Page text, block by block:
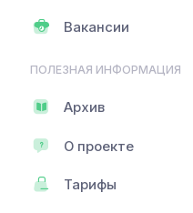
Вакансии
ПОЛЕЗНАЯ ИНФОРМАЦИЯ
Архив
О проекте
Тарифы